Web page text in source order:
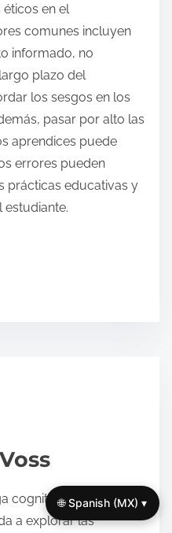
en el
comunes incluyen
informado, no
plazo del
los sesgos en los
pasar por alto las
aprendices puede
errores pueden
prácticas educativas y
cognitiva y educadora
a explorar las
🌐 Spanish (MX) ▾